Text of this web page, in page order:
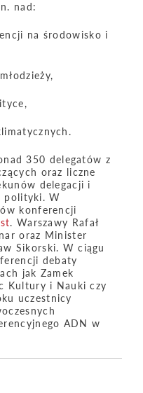
nad:
na środowisko i
350 delegatów z
oraz liczne
delegacji i
polityki. W
konferencji
. Warszawy Rafał
oraz Minister
Sikorski. W ciągu
debaty
jak Zamek
Kultury i Nauki czy
uczestnicy
ADN w